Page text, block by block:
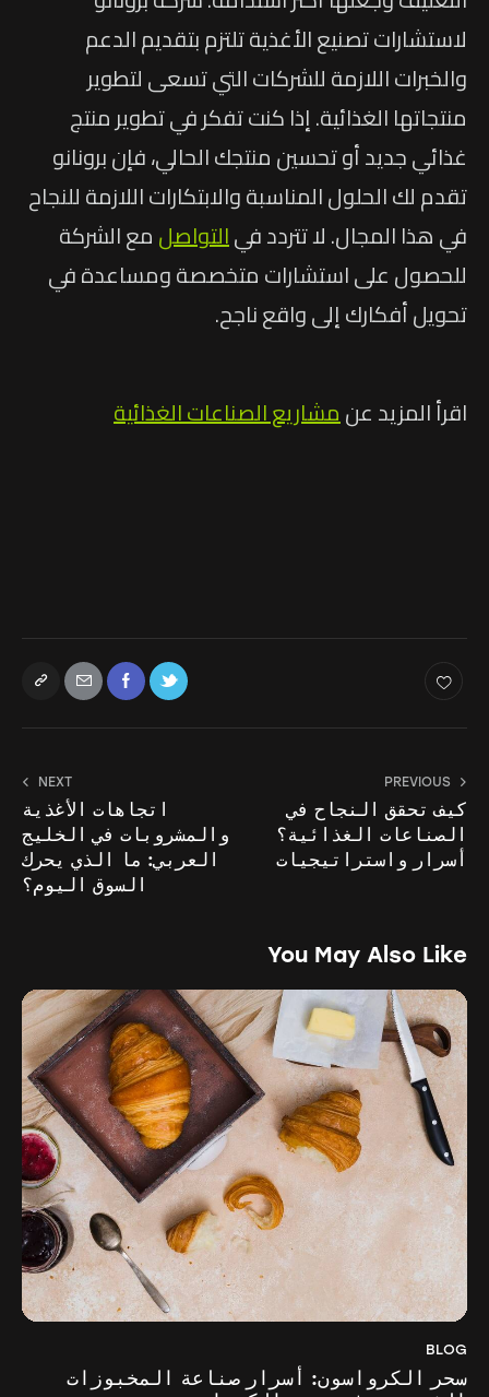
لاستشارات تصنيع الأغذية تلتزم بتقديم الدعم
والخبرات اللازمة للشركات التي تسعى لتطوير
منتجاتها الغذائية. إذا كنت تفكر في تطوير منتج
غذائي جديد أو تحسين منتجك الحالي، فإن برونانو
تقدم لك الحلول المناسبة والابتكارات اللازمة للنجاح
في هذا المجال. لا تتردد فيالتواصلمع الشركة
للحصول على استشارات متخصصة ومساعدة في
تحويل أفكارك إلى واقع ناجح.
اقرأ المزيد عنمشاريع الصناعات الغذائية
PREVIOUS
كيف تحقق النجاح في
الصناعات الغذائية؟
أسرار واستراتيجيات
NEXT
اتجاهات الأغذية
والمشروبات في الخليج
العربي: ما الذي يحرك
السوق اليوم؟
You May Also Like
BLOG
سحر الكرواسون: أسرار صناعة المخبوزات